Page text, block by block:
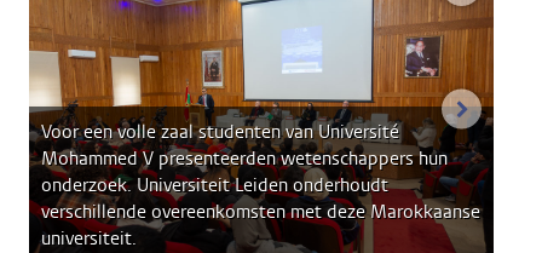
Voor een volle zaal studenten van Université
Mohammed V presenteerden wetenschappers hun
onderzoek. Universiteit Leiden onderhoudt
verschillende overeenkomsten met deze Marokkaanse
universiteit.